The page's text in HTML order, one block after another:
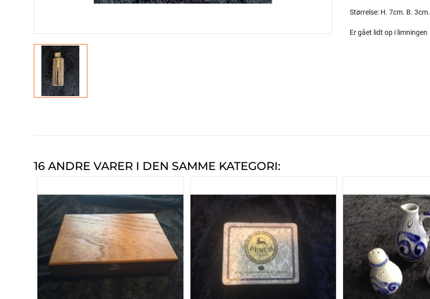
Størrelse: H. 7cm. B. 3cm.
Er gået lidt op i limningen
16 ANDRE VARER I DEN SAMME KATEGORI: